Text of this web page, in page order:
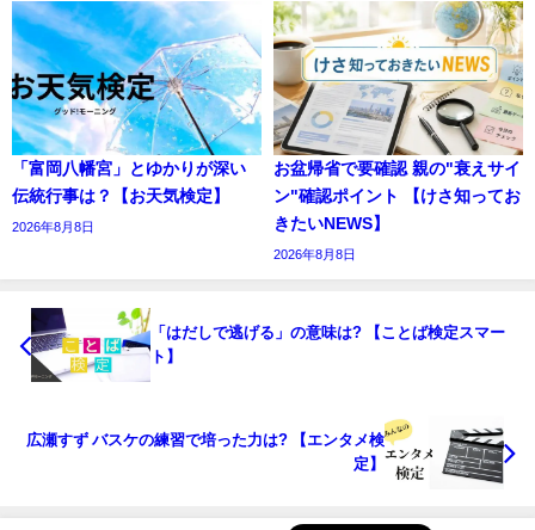
「富岡八幡宮」とゆかりが深い
伝統行事は？【お天気検定】
2026年8月8日
お盆帰省で要確認 親の"衰えサイ
ン"確認ポイント 【けさ知ってお
きたいNEWS】
2026年8月8日
「はだしで逃げる」の意味は? 【ことば検定スマー
ト】
広瀬すず バスケの練習で培った力は? 【エンタメ検
定】